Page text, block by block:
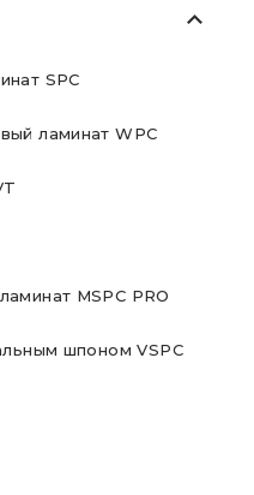
SPC
ламинат WPC
MSPC PRO
шпоном VSPC